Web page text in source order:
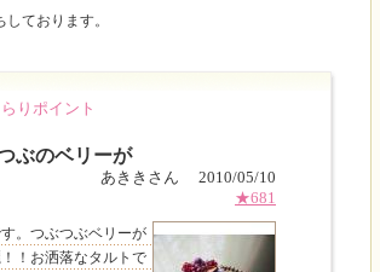
ております。
らりポイント
ぶのベリーが
あききさん 2010/05/10
★681
。つぶつぶベリーが
！お洒落なタルトで